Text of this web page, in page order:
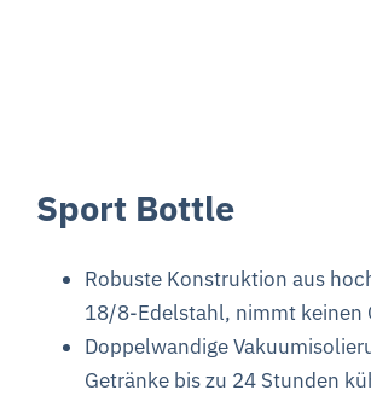
Sport Bottle
Robuste Konstruktion aus
18/8-Edelstahl, nimmt keinen
Doppelwandige
Getränke bis zu 24 Stunden